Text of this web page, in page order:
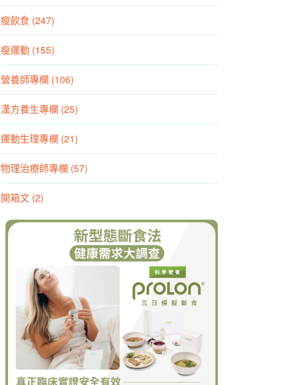
瘦飲食 (247)
瘦運動 (155)
營養師專欄 (106)
漢方養生專欄 (25)
運動生理專欄 (21)
物理治療師專欄 (57)
開箱文 (2)